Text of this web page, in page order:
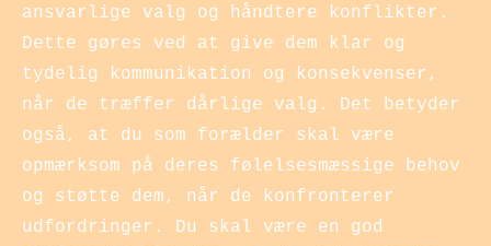
ansvarlige valg og håndtere konflikter.
Dette gøres ved at give dem klar og
tydelig kommunikation og konsekvenser,
når de træffer dårlige valg. Det betyder
også, at du som forælder skal være
opmærksom på deres følelsesmæssige behov
og støtte dem, når de konfronterer
udfordringer. Du skal være en god